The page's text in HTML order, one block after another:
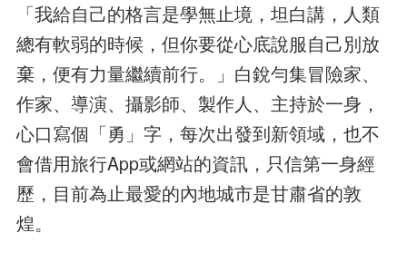
「我給自己的格言是學無止境，坦白講，人類
總有軟弱的時候，但你要從心底說服自己別放
棄，便有力量繼續前行。」白銳勻集冒險家、
作家、導演、攝影師、製作人、主持於一身，
心口寫個「勇」字，每次出發到新領域，也不
會借用旅行App或網站的資訊，只信第一身經
歷，目前為止最愛的內地城市是甘肅省的敦
煌。